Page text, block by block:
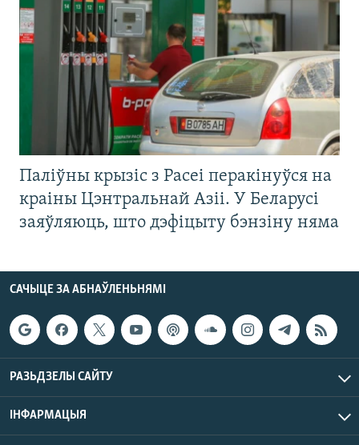
Паліўны крызіс з Расеі перакінуўся на
краіны Цэнтральнай Азіі. У Беларусі
заяўляюць, што дэфіцыту бэнзіну няма
САЧЫЦЕ ЗА АБНАЎЛЕНЬНЯМІ
РАЗЬДЗЕЛЫ САЙТУ
ІНФАРМАЦЫЯ